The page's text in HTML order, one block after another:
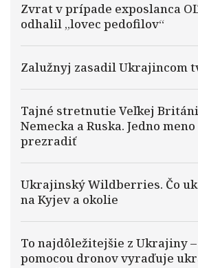
Zvrat v prípade exposlanca
odhalil „lovec pedofilov“
Zalužnyj zasadil Ukrajincom
Tajné stretnutie Veľkej
Nemecka a Ruska. Jedno
prezradiť
Ukrajinský Wildberries. Čo
na Kyjev a okolie
To najdôležitejšie z Ukrajiny
pomocou dronov vyraďuje